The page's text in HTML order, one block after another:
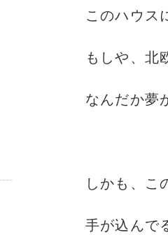
このハウス
もしや、北
なんだか夢
しかも、こ
手が込んで